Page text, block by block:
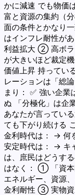
かに減速 でも物価
富と資源の集約（
面の条件とかなり
はインフレ耐性が
利益拡大 ② 高ボラ
が大きいほど裁定
価値上昇 持ってい
レーションは「総
まり： ✅ 強い企業
ぬ 「分極化」は企
あなたが言ってい
ても下がり続ける
金利時代は： → 何
安定時代は： → キ
は、庶民はどうす
はなく： ① 「資本
エネルギー、資源
金利耐性 ③ 実物資